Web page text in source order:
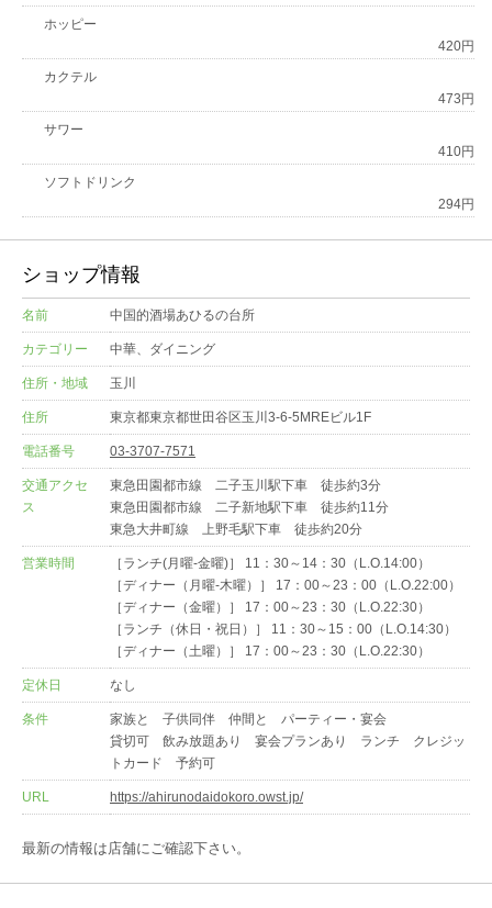
ホッピー
420円
カクテル
473円
サワー
410円
ソフトドリンク
294円
ショップ情報
名前 中国的酒場あひるの台所
カテゴリー 中華、ダイニング
住所・地域 玉川
住所 東京都東京都世田谷区玉川3-6-5MREビル1F
電話番号 03-3707-7571
交通アクセ
ス
東急田園都市線 二子玉川駅下車 徒歩約3分
東急田園都市線 二子新地駅下車 徒歩約11分
東急大井町線 上野毛駅下車 徒歩約20分
営業時間
［ランチ(月曜-金曜)］ 11：30～14：30（L.O.14:00）
［ディナー（月曜-木曜）］ 17：00～23：00（L.O.22:00）
［ディナー（金曜）］ 17：00～23：30（L.O.22:30）
［ランチ（休日・祝日）］ 11：30～15：00（L.O.14:30）
［ディナー（土曜）］ 17：00～23：30（L.O.22:30）
定休日 なし
条件
家族と 子供同伴 仲間と パーティー・宴会
貸切可 飲み放題あり 宴会プランあり ランチ クレジッ
トカード 予約可
URL https://ahirunodaidokoro.owst.jp/
最新の情報は店舗にご確認下さい。